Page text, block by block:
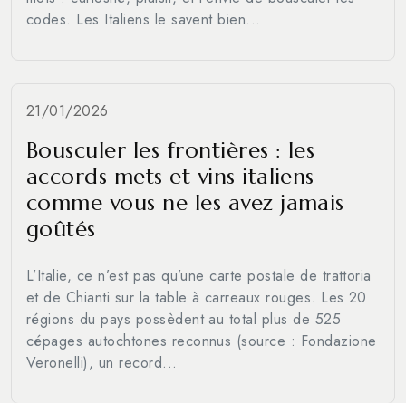
codes. Les Italiens le savent bien...
21/01/2026
Bousculer les frontières : les
accords mets et vins italiens
comme vous ne les avez jamais
goûtés
L’Italie, ce n’est pas qu’une carte postale de trattoria
et de Chianti sur la table à carreaux rouges. Les 20
régions du pays possèdent au total plus de 525
cépages autochtones reconnus (source : Fondazione
Veronelli), un record...